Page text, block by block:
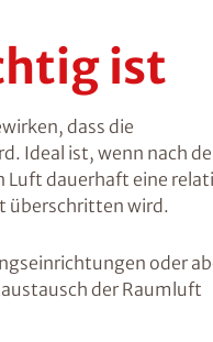
ist
dass die
Ideal ist, wenn nach
Luft dauerhaft eine
überschritten wird.
oder
der Raumluft